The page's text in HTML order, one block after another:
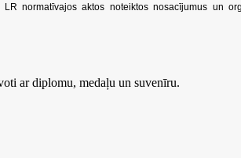
normatīvajos aktos noteiktos nosacījumus un
ar diplomu, medaļu un suvenīru.